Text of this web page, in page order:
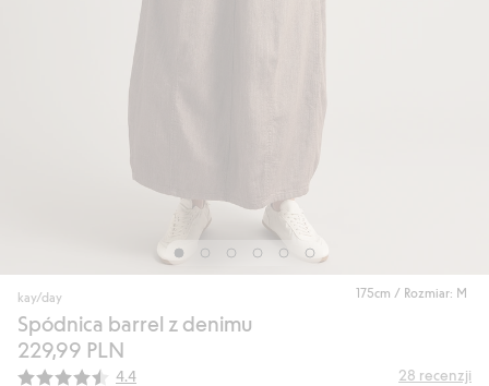
175cm / Rozmiar: M
kay/day
Spódnica barrel z denimu
229,99 PLN
Średnia ocena:
4.4 28 recenzji